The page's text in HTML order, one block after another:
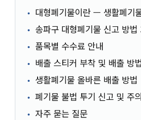
대형폐기물이란 — 생활폐기
송파구 대형폐기물 신고 방법
품목별 수수료 안내
배출 스티커 부착 및 배출 방법
생활폐기물 올바른 배출 방법
폐기물 불법 투기 신고 및 주
자주 묻는 질문